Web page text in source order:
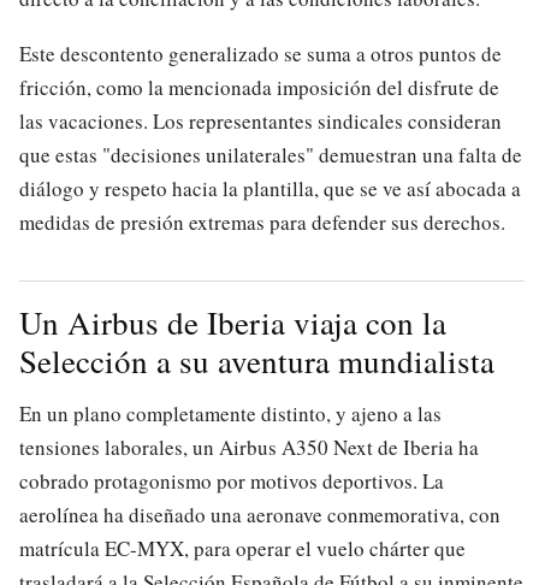
Este descontento generalizado se suma a otros puntos de
fricción, como la mencionada imposición del disfrute de
las vacaciones. Los representantes sindicales consideran
que estas "decisiones unilaterales" demuestran una falta de
diálogo y respeto hacia la plantilla, que se ve así abocada a
medidas de presión extremas para defender sus derechos.
Un Airbus de Iberia viaja con la
Selección a su aventura mundialista
En un plano completamente distinto, y ajeno a las
tensiones laborales, un Airbus A350 Next de Iberia ha
cobrado protagonismo por motivos deportivos. La
aerolínea ha diseñado una aeronave conmemorativa, con
matrícula EC-MYX, para operar el vuelo chárter que